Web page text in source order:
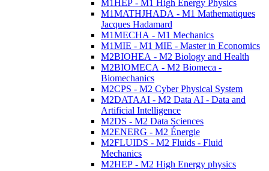
M1HEP - M1 High Energy Physics
M1MATHJHADA - M1 Mathematiques
Jacques Hadamard
M1MECHA - M1 Mechanics
M1MIE - M1 MIE - Master in Economics
M2BIOHEA - M2 Biology and Health
M2BIOMECA - M2 Biomeca -
Biomechanics
M2CPS - M2 Cyber Physical System
M2DATAAI - M2 Data AI - Data and
Artificial Intelligence
M2DS - M2 Data Sciences
M2ENERG - M2 Énergie
M2FLUIDS - M2 Fluids - Fluid
Mechanics
M2HEP - M2 High Energy physics